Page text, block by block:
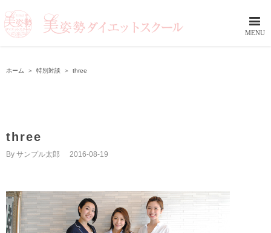
ホーム ＞ 特別対談 ＞ three
three
By サンプル太郎 2016-08-19